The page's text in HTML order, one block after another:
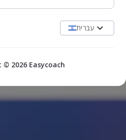
עברית
2026 Easycoach